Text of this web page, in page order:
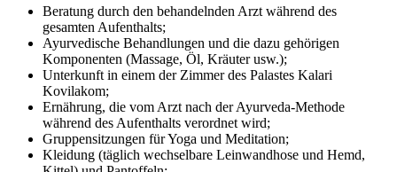
Beratung durch den behandelnden Arzt während des
gesamten Aufenthalts;
Ayurvedische Behandlungen und die dazu gehörigen
Komponenten (Massage, Öl, Kräuter usw.);
Unterkunft in einem der Zimmer des Palastes Kalari
Kovilakom;
Ernährung, die vom Arzt nach der Ayurveda-Methode
während des Aufenthalts verordnet wird;
Gruppensitzungen für Yoga und Meditation;
Kleidung (täglich wechselbare Leinwandhose und Hemd,